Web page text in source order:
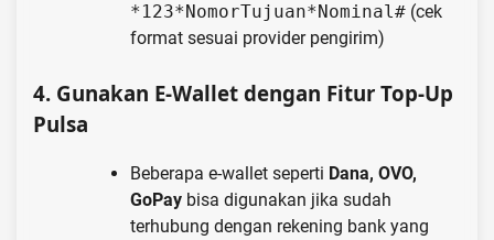
*123*NomorTujuan*Nominal# (cek
format sesuai provider pengirim)
4. Gunakan E-Wallet dengan Fitur Top-Up
Pulsa
Beberapa e-wallet seperti Dana, OVO,
GoPay bisa digunakan jika sudah
terhubung dengan rekening bank yang